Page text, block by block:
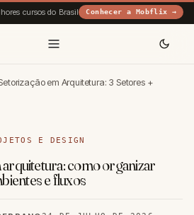
cursos do Brasil Conhecer a Mobflix →
em Arquitetura: 3 Setores +
E DESIGN
como organizar
e fluxos